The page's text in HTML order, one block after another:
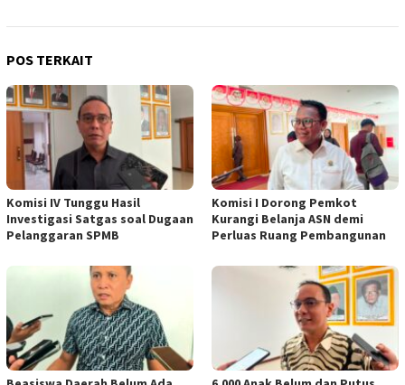
POS TERKAIT
Komisi IV Tunggu Hasil
Investigasi Satgas soal Dugaan
Pelanggaran SPMB
Komisi I Dorong Pemkot
Kurangi Belanja ASN demi
Perluas Ruang Pembangunan